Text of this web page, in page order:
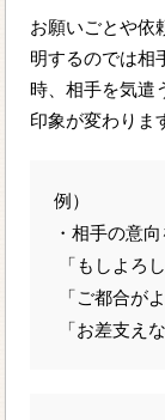
お願いごとや依
明するのでは相
時、相手を気遣
印象が変わりま
例）
・相手の意
「もしよろ
「ご都合が
「お差支え